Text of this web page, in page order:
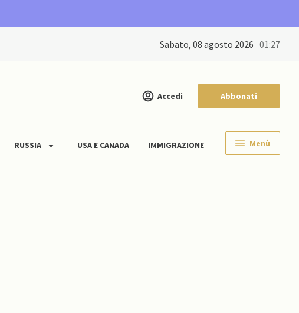
sabato, 08 agosto 2026 01:27
Accedi Abbonati
RUSSIA USA E CANADA IMMIGRAZIONE Menù